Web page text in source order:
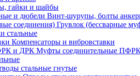
гайки и шайбы
Винт-шурупы, болты
Грувлок (бессварные
стальные
Компенсаторы и вибровставки
Муфты соединительные
стальные гнутые